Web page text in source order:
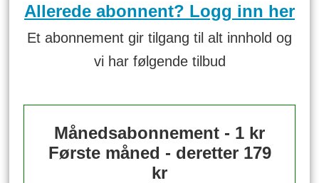
Allerede abonnent? Logg inn her
Et abonnement gir tilgang til alt innhold og
vi har følgende tilbud
Månedsabonnement - 1 kr
Første måned - deretter 179
kr